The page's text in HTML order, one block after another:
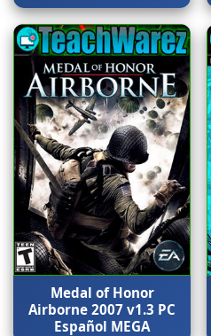
Medal of Honor
Airborne 2007 v1.3 PC
Español MEGA